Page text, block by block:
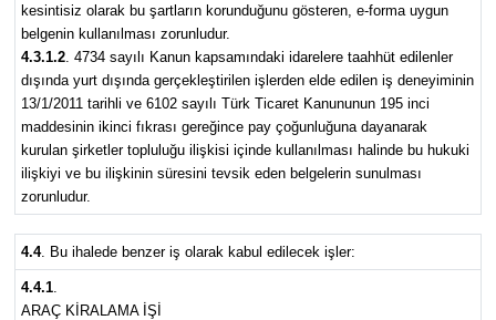
kesintisiz olarak bu şartların korunduğunu gösteren, e-forma uygun
belgenin kullanılması zorunludur.
4.3.1.2. 4734 sayılı Kanun kapsamındaki idarelere taahhüt edilenler
dışında yurt dışında gerçekleştirilen işlerden elde edilen iş deneyiminin
13/1/2011 tarihli ve 6102 sayılı Türk Ticaret Kanununun 195 inci
maddesinin ikinci fıkrası gereğince pay çoğunluğuna dayanarak
kurulan şirketler topluluğu ilişkisi içinde kullanılması halinde bu hukuki
ilişkiyi ve bu ilişkinin süresini tevsik eden belgelerin sunulması
zorunludur.
4.4. Bu ihalede benzer iş olarak kabul edilecek işler:
4.4.1.
ARAÇ KİRALAMA İŞİ